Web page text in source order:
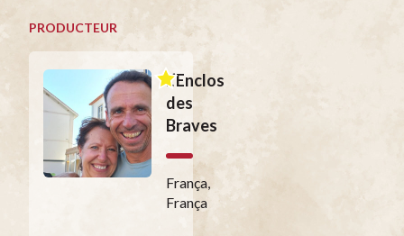
PRODUCTEUR
L’Enclos
des
Braves
França,
França